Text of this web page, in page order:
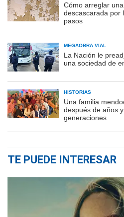
Cómo arreglar
descascarada por
pasos
MEGAOBRA VIAL
La Nación le
una sociedad de
HISTORIAS
Una familia
después de años
generaciones
TE PUEDE INTERESAR